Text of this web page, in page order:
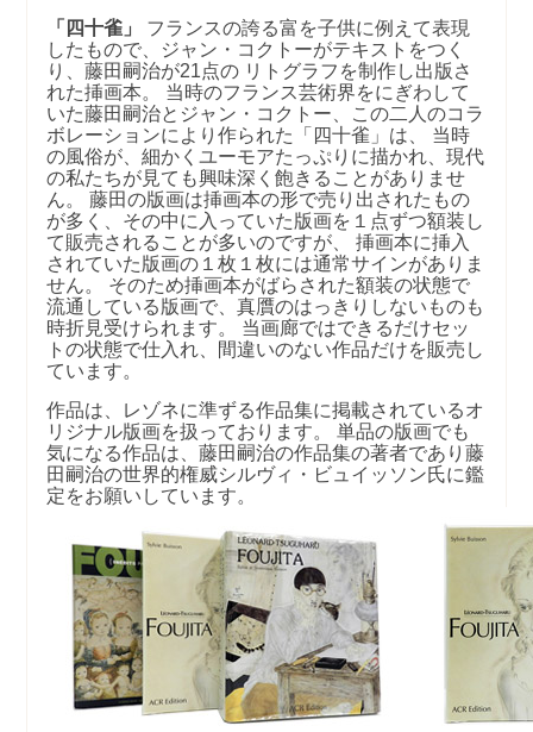
「四十雀」
フランスの誇る富を子供に例えて表現
したもので、ジャン・コクトーがテキストをつく
り、藤田嗣治が21点の リトグラフを制作し出版さ
れた挿画本。 当時のフランス芸術界をにぎわして
いた藤田嗣治とジャン・コクトー、この二人のコラ
ボレーションにより作られた「四十雀」は、 当時
の風俗が、細かくユーモアたっぷりに描かれ、現代
の私たちが見ても興味深く飽きることがありませ
ん。 藤田の版画は挿画本の形で売り出されたもの
が多く、その中に入っていた版画を１点ずつ額装し
て販売されることが多いのですが、 挿画本に挿入
されていた版画の１枚１枚には通常サインがありま
せん。 そのため挿画本がばらされた額装の状態で
流通している版画で、真贋のはっきりしないものも
時折見受けられます。 当画廊ではできるだけセッ
トの状態で仕入れ、間違いのない作品だけを販売し
ています。
作品は、レゾネに準ずる作品集に掲載されているオ
リジナル版画を扱っております。 単品の版画でも
気になる作品は、藤田嗣治の作品集の著者であり藤
田嗣治の世界的権威シルヴィ・ビュイッソン氏に鑑
定をお願いしています。